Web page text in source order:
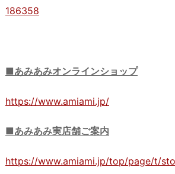
186358
■あみあみオンラインショップ
https://www.amiami.jp/
■あみあみ実店舗ご案内
https://www.amiami.jp/top/page/t/